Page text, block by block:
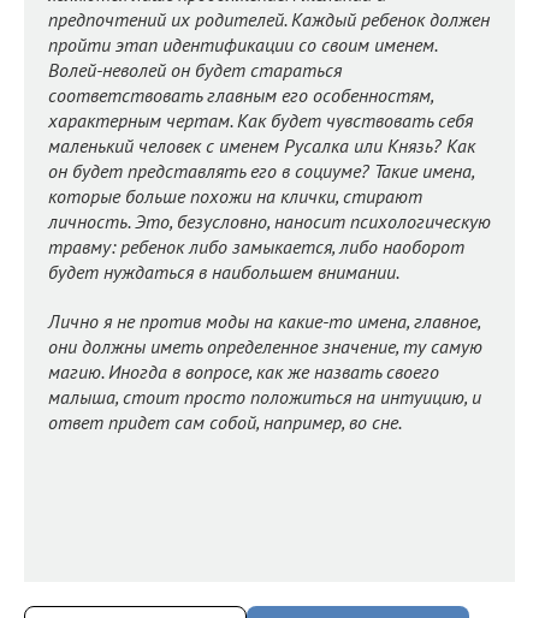
предпочтений их родителей. Каждый ребенок должен
пройти этап идентификации со своим именем.
Волей-неволей он будет стараться
соответствовать главным его особенностям,
характерным чертам. Как будет чувствовать себя
маленький человек с именем Русалка или Князь? Как
он будет представлять его в социуме? Такие имена,
которые больше похожи на клички, стирают
личность. Это, безусловно, наносит психологическую
травму: ребенок либо замыкается, либо наоборот
будет нуждаться в наибольшем внимании.
Лично я не против моды на какие-то имена, главное,
они должны иметь определенное значение, ту самую
магию. Иногда в вопросе, как же назвать своего
малыша, стоит просто положиться на интуицию, и
ответ придет сам собой, например, во сне.